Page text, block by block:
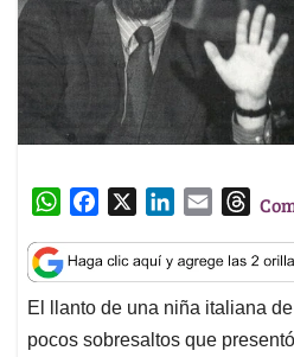
W
a
t
s
A
c
e
b
o
n
k
e
d
a
i
l
T
r
e
a
d
El llanto de una niña italiana
pocos sobresaltos que